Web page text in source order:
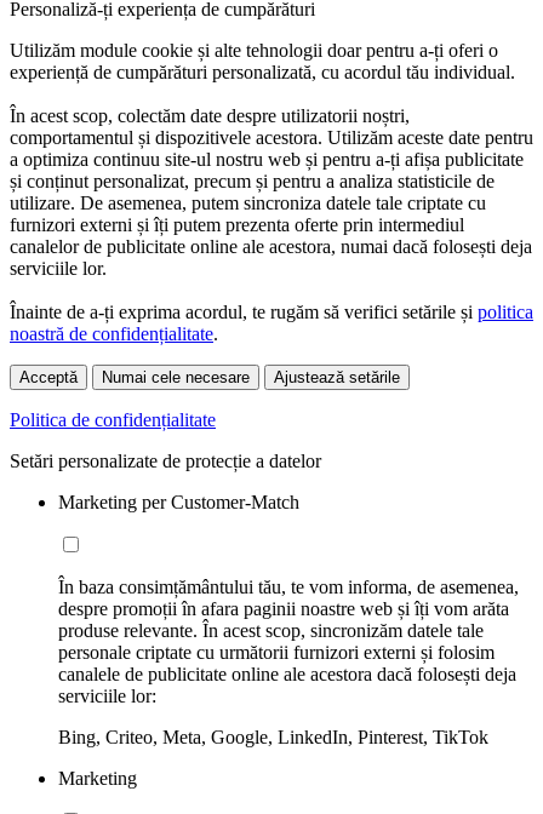
Personaliză-ți experiența de cumpărături
Utilizăm module cookie și alte tehnologii doar pentru a-ți oferi o
experiență de cumpărături personalizată, cu acordul tău individual.
În acest scop, colectăm date despre utilizatorii noștri,
comportamentul și dispozitivele acestora. Utilizăm aceste date pentru
a optimiza continuu site-ul nostru web și pentru a-ți afișa publicitate
și conținut personalizat, precum și pentru a analiza statisticile de
utilizare. De asemenea, putem sincroniza datele tale criptate cu
furnizori externi și îți putem prezenta oferte prin intermediul
canalelor de publicitate online ale acestora, numai dacă folosești deja
serviciile lor.
Înainte de a-ți exprima acordul, te rugăm să verifici setările și politica
noastră de confidențialitate.
Acceptă Numai cele necesare Ajustează setările
Politica de confidențialitate
Setări personalizate de protecție a datelor
Marketing per Customer-Match
În baza consimțământului tău, te vom informa, de asemenea,
despre promoții în afara paginii noastre web și îți vom arăta
produse relevante. În acest scop, sincronizăm datele tale
personale criptate cu următorii furnizori externi și folosim
canalele de publicitate online ale acestora dacă folosești deja
serviciile lor:
Bing, Criteo, Meta, Google, LinkedIn, Pinterest, TikTok
Marketing